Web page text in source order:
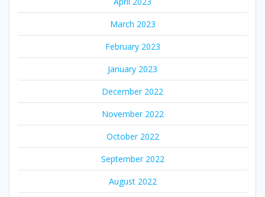
March 2023
February 2023
January 2023
December 2022
November 2022
October 2022
September 2022
August 2022